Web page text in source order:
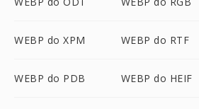
WEBP do XPM WEBP do RTF
WEBP do PDB WEBP do HEIF